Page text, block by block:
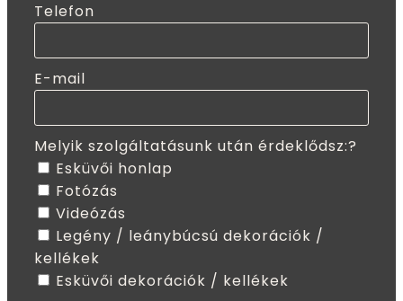
Telefon
E-mail
Melyik szolgáltatásunk után érdeklődsz:?
Esküvői honlap
Fotózás
Videózás
Legény / leánybúcsú dekorációk /
kellékek
Esküvői dekorációk / kellékek